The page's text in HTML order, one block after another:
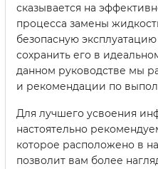
сказывается на
процесса замены
безопасную
сохранить его в
данном руководстве мы
и рекомендации по
Для лучшего усвоения
настоятельно
которое расположено в
позволит вам более